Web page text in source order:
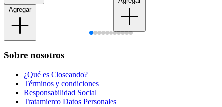
Agregar
Sobre nosotros
¿Qué es Closeando?
Términos y condiciones
Responsabilidad Social
Tratamiento Datos Personales